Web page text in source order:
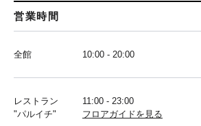
営業時間
全館 10:00 - 20:00
レストラン
"パルイチ"
11:00 - 23:00
フロアガイドを見る